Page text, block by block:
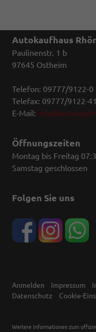
Autokaufhaus
Paulinenstr. 1 b
97645 Ostheim
Telefon: 09777/9122-0
Telefax: 09777/9122-41
E-Mail:
Öffnungszeiten
Montag bis Freitag
Samstag geschlossen
Folgen Sie uns
Anmelden Impressum
Datenschutz
Cookie-
Weitere Informationen zum